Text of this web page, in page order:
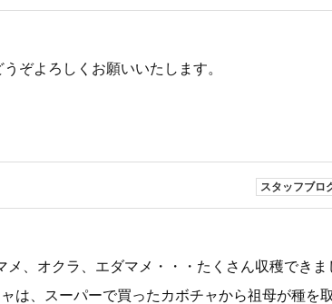
ぞよろしくお願いいたします。
スタッフブロ
、オクラ、エダマメ・・・たくさん収穫できま
は、スーパーで買ったカボチャから祖母が種を